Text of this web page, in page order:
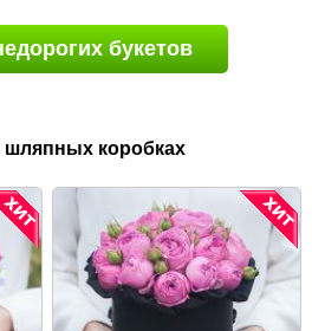
букетов
шляпных коробках